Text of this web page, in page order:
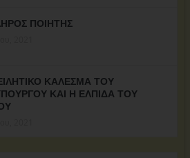
ΠΟΙΗΤΗΣ
ΚΑΛΕΣΜΑ ΤΟΥ
ΚΑΙ Η ΕΛΠΙΔΑ ΤΟΥ